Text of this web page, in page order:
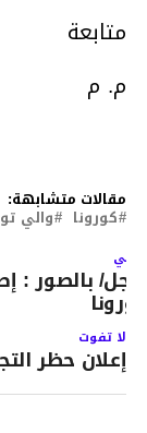
متابعة
م. م
مقالات متشابهة:
كورونا والي
بالصور ‏:
لا تفوت
إعلان حظر